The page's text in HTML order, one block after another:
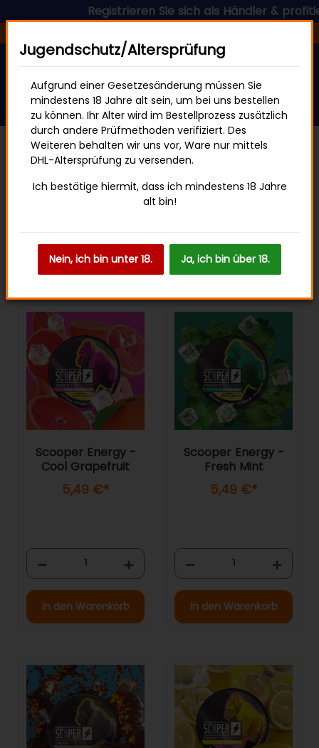
Registrieren Sie sich als Händler &
Startseite
Scooper Energy
Artikel 1 - 7 von 7
Scooper Energy -
Cool Grapefruit
5,49 €*
In den Warenkorb
Scooper Energy -
Fresh Mint
5,49 €*
In den Warenkorb
Jugendschutz/Altersprüfung
Aufgrund einer Gesetzesänderung müssen Sie
mindestens 18 Jahre alt sein, um bei uns bestellen
zu können. Ihr Alter wird im Bestellprozess zusätzlich
durch andere Prüfmethoden verifiziert. Des
Weiteren behalten wir uns vor, Ware nur mittels
DHL-Altersprüfung zu versenden.
Ich bestätige hiermit, dass ich mindestens 18 Jahre
alt bin!
Nein, ich bin unter 18. Ja, ich bin über 18.